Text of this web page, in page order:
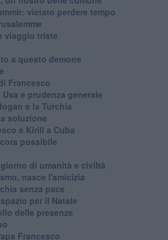
vietato perdere tempo
viaggio triste
a questo demone
Francesco
e prudenza generale
e la Turchia
soluzione
e Kirill a Cuba
possibile
di umanità e civiltà
nasce l'amicizia
senza pace
per il Natale
delle presenze
Francesco